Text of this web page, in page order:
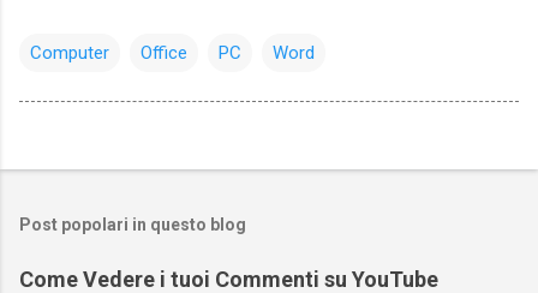
Computer Office PC Word
Post popolari in questo blog
Come Vedere i tuoi Commenti su YouTube